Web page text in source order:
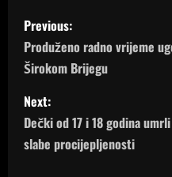
P
o
s
t
n
Previous:
Produženo radno vrijeme
Širokom Brijegu
Next:
Dečki od 17 i 18 godina
slabe procijepljenosti